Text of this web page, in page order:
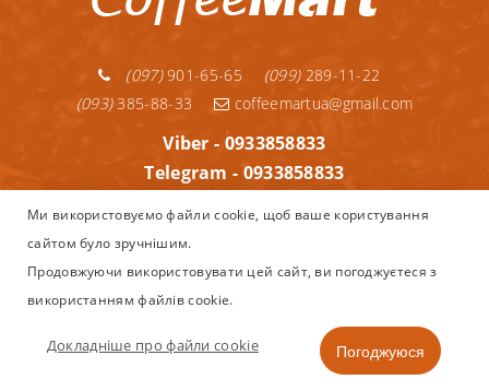
(097)901-65-65 (099)289-11-22
(093)385-88-33 coffeemartua@gmail.com
Viber - 0933858833
Telegram - 0933858833
WhatsApp - 0933858833
Інформація
Copyright © 2013–2025Coffeemart.com.ua - інтернет магазин
Nespresso, капсульної та зернової кави, кавоварок і аксесуарів
Ми використовуємо файли cookie, щоб ваше користування
сайтом було зручнішим.
Продовжуючи використовувати цей сайт, ви погоджуєтеся з
використанням файлів cookie.
Докладніше про файли cookie Погоджуюся